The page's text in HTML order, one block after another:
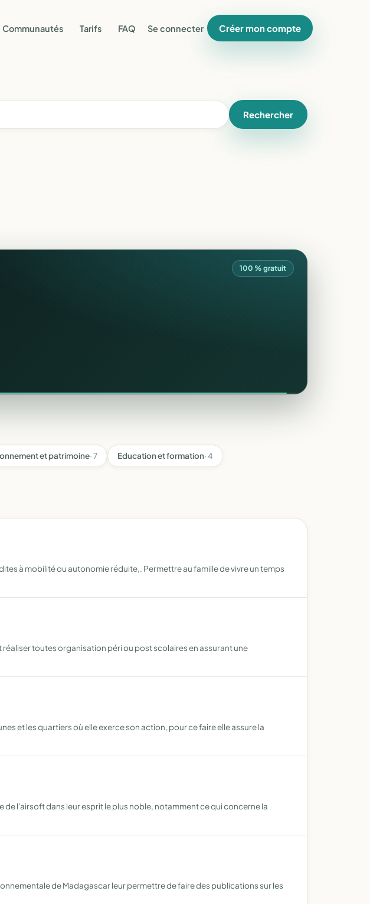
Communautés Tarifs FAQ Se connecter Créer mon compte
Rechercher
100 % gratuit
et patrimoine· 7 Education et formation· 4
à mobilité ou autonomie réduite,. Permettre au famille de vivre un temps
toutes organisation péri ou post scolaires en assurant une
et les quartiers où elle exerce son action, pour ce faire elle assure la
l'airsoft dans leur esprit le plus noble, notamment ce qui concerne la
de Madagascar leur permettre de faire des publications sur les